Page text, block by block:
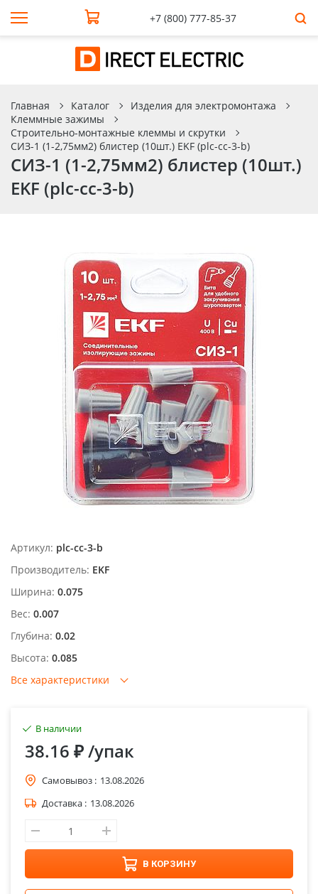
+7 (800) 777-85-37
Главная Каталог
Изделия для электромонтажа
Клеммные зажимы
Строительно-монтажные клеммы и скрутки
СИЗ-1 (1-2,75мм2) блистер (10шт.) EKF (plc-cc-3-b)
СИЗ-1 (1-2,75мм2) блистер (10шт.)
EKF (plc-cc-3-b)
Артикул: plc-cc-3-b
Производитель: EKF
Ширина: 0.075
Вес: 0.007
Глубина: 0.02
Высота: 0.085
Все характеристики
В наличии
38.16 ₽/упак
Самовывоз : 13.08.2026
Доставка : 13.08.2026
В КОРЗИНУ